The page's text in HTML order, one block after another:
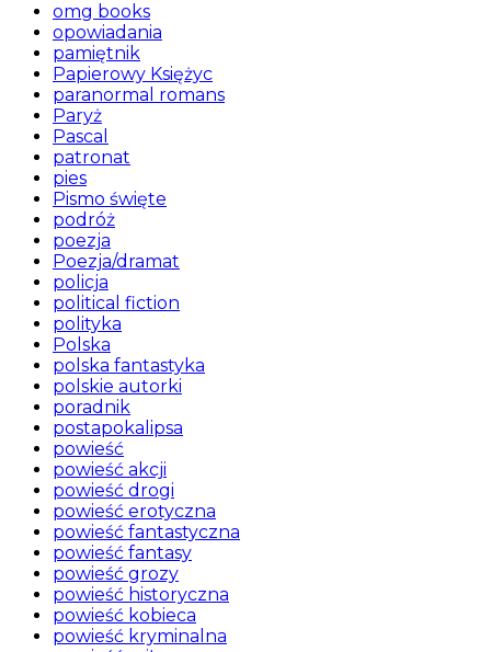
omg books
opowiadania
pamiętnik
Papierowy Księżyc
paranormal romans
Paryż
Pascal
patronat
pies
Pismo święte
podróż
poezja
Poezja/dramat
policja
political fiction
polityka
Polska
polska fantastyka
polskie autorki
poradnik
postapokalipsa
powieść
powieść akcji
powieść drogi
powieść erotyczna
powieść fantastyczna
powieść fantasy
powieść grozy
powieść historyczna
powieść kobieca
powieść kryminalna